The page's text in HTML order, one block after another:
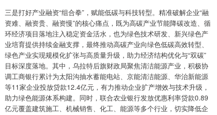
三是打好产业融资“组合拳”，赋能低碳与科技转型。精准破解企业“融
资难、融资贵、融资慢”的核心痛点，既为高碳产业节能降碳改造、循
环经济项目落地注入稳定资金活水，也为绿色技术研发、新兴绿色产
业培育提供持续金融支撑，最终推动高碳产业向绿色低碳高效转型、
绿色产业实现规模化扩张与高质量升级，助力经济结构优化与“双碳”
目标深度落地。其中，乌拉特后旗财政局聚焦清洁能源产业，积极协
调工商银行累计为太阳沟抽水蓄能电站、京能清洁能源、华治新能源
等11家企业投放贷款12.4亿元，有力推动企业扩产增效与技术升级，
助力绿色能源体系构建。同时，联合农业银行发放优惠利率贷款0.89
亿元覆盖建筑施工、机械销售、化工、能源等多个行业，切实降低企